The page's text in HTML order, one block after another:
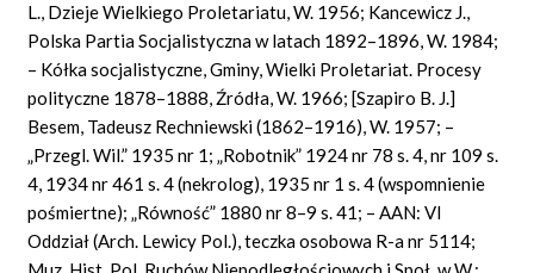
L., Dzieje Wielkiego Proletariatu, W. 1956; Kancewicz J.,
Polska Partia Socjalistyczna w latach 1892–1896, W. 1984;
– Kółka socjalistyczne, Gminy, Wielki Proletariat. Procesy
polityczne 1878–1888, Źródła, W. 1966; [Szapiro B. J.]
Besem, Tadeusz Rechniewski (1862–1916), W. 1957; –
„Przegl. Wil.” 1935 nr 1; „Robotnik” 1924 nr 78 s. 4, nr 109 s.
4, 1934 nr 461 s. 4 (nekrolog), 1935 nr 1 s. 4 (wspomnienie
pośmiertne); „Równość” 1880 nr 8–9 s. 41; – AAN: VI
Oddział (Arch. Lewicy Pol.),teczka osobowa R-a nr 5114;